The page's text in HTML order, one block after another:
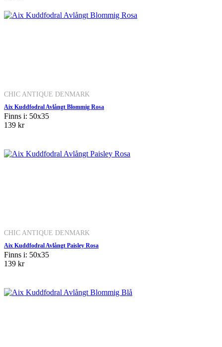
CHIC ANTIQUE DENMARK
Aix Kuddfodral Avlångt Blommig Rosa
Finns i: 50x35
139 kr
CHIC ANTIQUE DENMARK
Aix Kuddfodral Avlångt Paisley Rosa
Finns i: 50x35
139 kr